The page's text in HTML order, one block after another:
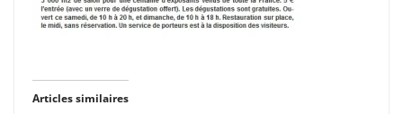
Articles similaires